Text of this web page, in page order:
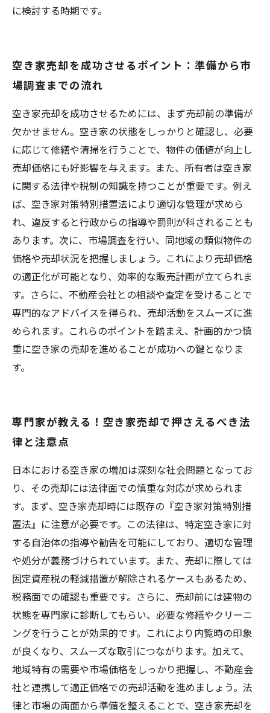
に検討する時期です。
空き家売却を成功させるポイント：準備から市
場調査までの流れ
空き家売却を成功させるためには、まず売却前の準備が
欠かせません。空き家の状態をしっかりと確認し、必要
に応じて修繕や清掃を行うことで、物件の価値が向上し
売却価格にも好影響を与えます。また、所有者は空き家
に関する法律や税制の知識を持つことが重要です。例え
ば、空き家対策特別措置法により適切な管理が求めら
れ、違反すると行政からの指導や罰則が科されることも
あります。次に、市場調査を行い、同地域の類似物件の
価格や売却状況を把握しましょう。これにより売却価格
の適正化が可能となり、効率的な販売計画が立てられま
す。さらに、不動産会社との相談や査定を受けることで
専門的なアドバイスを得られ、売却活動をスムーズに進
められます。これらのポイントを踏まえ、計画的かつ慎
重に空き家の売却を進めることが成功への鍵となりま
す。
専門家が教える！空き家売却で押さえるべき法
律と注意点
日本における空き家の増加は深刻な社会問題となってお
り、その売却には法律面での慎重な対応が求められま
す。まず、空き家売却時には既存の『空き家対策特別措
置法』に注意が必要です。この法律は、特定空き家に対
する自治体の指導や勧告を可能にしており、適切な管理
や処分が義務づけられています。また、売却に際しては
固定資産税の軽減措置が解除されるケースもあるため、
税務面での確認も重要です。さらに、売却前には建物の
状態を専門家に診断してもらい、必要な修繕やクリーニ
ングを行うことが効果的です。これにより内覧時の印象
が良くなり、スムーズな取引につながります。加えて、
地域特有の需要や市場価格をしっかり把握し、不動産会
社と連携して適正価格での売却活動を進めましょう。法
律と市場の両面から準備を整えることで、空き家売却を